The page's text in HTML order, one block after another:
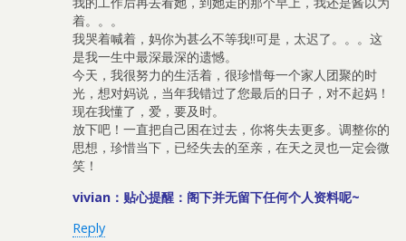
着。。。
我哭着喊着，妈你为甚么不等我!!可是，太迟了。。。这
是我一生中最深最深的遗憾。
今天，我很努力的生活着，很珍惜每一个家人团聚的时
光，想对妈说，当年我错过了您最后的日子，对不起妈！
现在我懂了，爱，要及时。
放下吧！一直把自己困在过去，你将失去更多。调整你的
思想，珍惜当下，已经失去的至亲，在天之灵也一定会微
笑！
vivian：贴心提醒：阁下并无留下任何个人资料呢~
Reply